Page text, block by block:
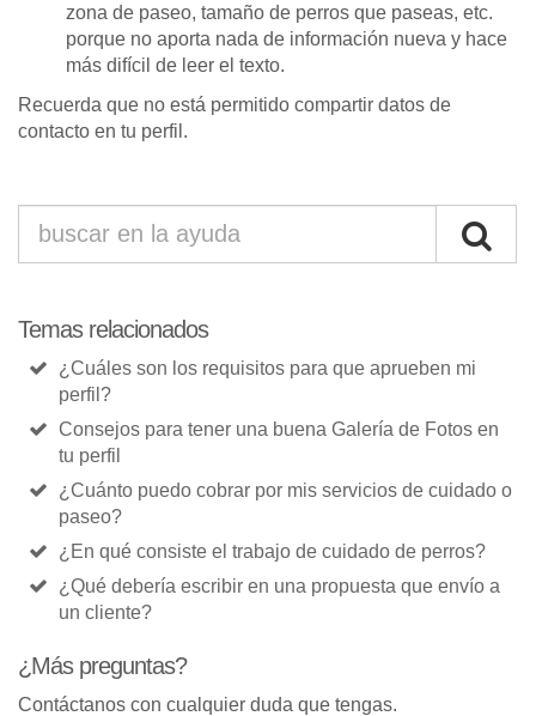
zona de paseo, tamaño de perros que paseas, etc.
porque no aporta nada de información nueva y hace
más difícil de leer el texto.
Recuerda que no está permitido compartir datos de
contacto en tu perfil.
Temas relacionados
¿Cuáles son los requisitos para que aprueben mi
perfil?
Consejos para tener una buena Galería de Fotos en
tu perfil
¿Cuánto puedo cobrar por mis servicios de cuidado o
paseo?
¿En qué consiste el trabajo de cuidado de perros?
¿Qué debería escribir en una propuesta que envío a
un cliente?
¿Más preguntas?
Contáctanos con cualquier duda que tengas.